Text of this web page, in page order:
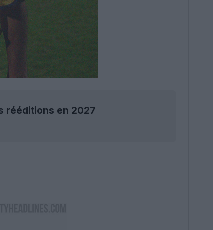
rééditions en 2027